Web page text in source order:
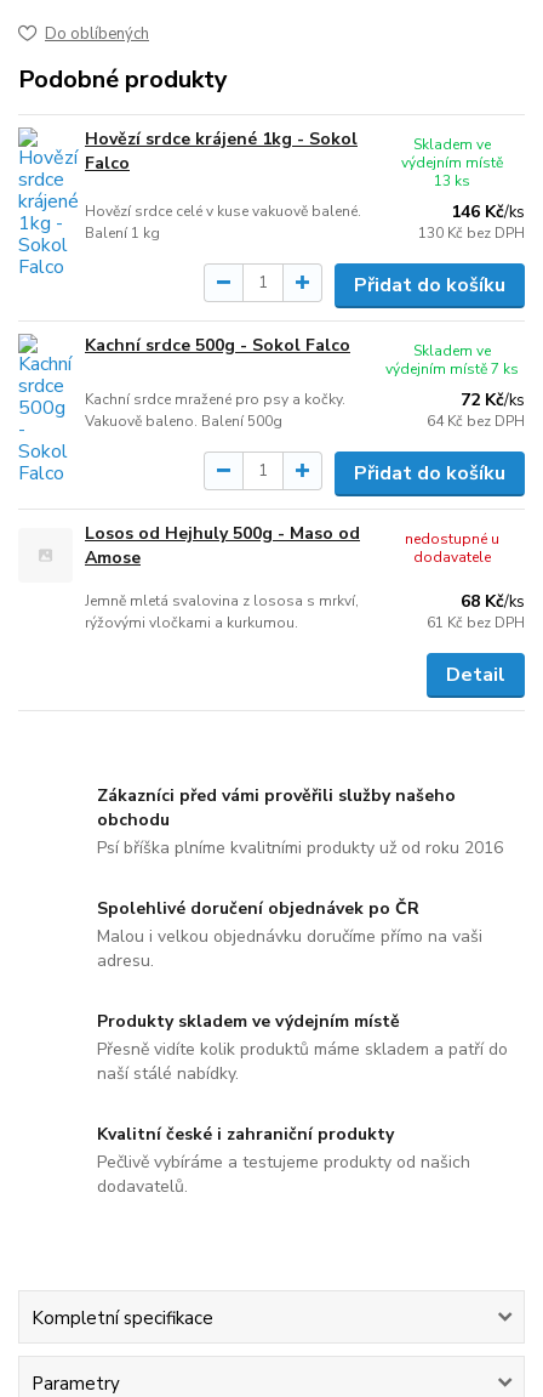
Do oblíbených
Podobné produkty
Hovězí srdce krájené 1kg - Sokol
Falco
Hovězí srdce celé v kuse vakuově balené.
Balení 1 kg
146 Kč/ks
130 Kč bez DPH
Skladem ve
výdejním místě
13 ks
Přidat do košíku
Kachní srdce 500g - Sokol Falco
Kachní srdce mražené pro psy a kočky.
Vakuově baleno. Balení 500g
72 Kč/ks
64 Kč bez DPH
Skladem ve
výdejním místě 7 ks
Přidat do košíku
Losos od Hejhuly 500g - Maso od
Amose
Jemně mletá svalovina z lososa s mrkví,
rýžovými vločkami a kurkumou.
68 Kč/ks
61 Kč bez DPH
nedostupné u
dodavatele
Detail
Zákazníci před vámi prověřili služby našeho
obchodu
Psí bříška plníme kvalitními produkty už od roku 2016
Spolehlivé doručení objednávek po ČR
Malou i velkou objednávku doručíme přímo na vaši
adresu.
Produkty skladem ve výdejním místě
Přesně vidíte kolik produktů máme skladem a patří do
naší stálé nabídky.
Kvalitní české i zahraniční produkty
Pečlivě vybíráme a testujeme produkty od našich
dodavatelů.
Kompletní specifikace
Parametry